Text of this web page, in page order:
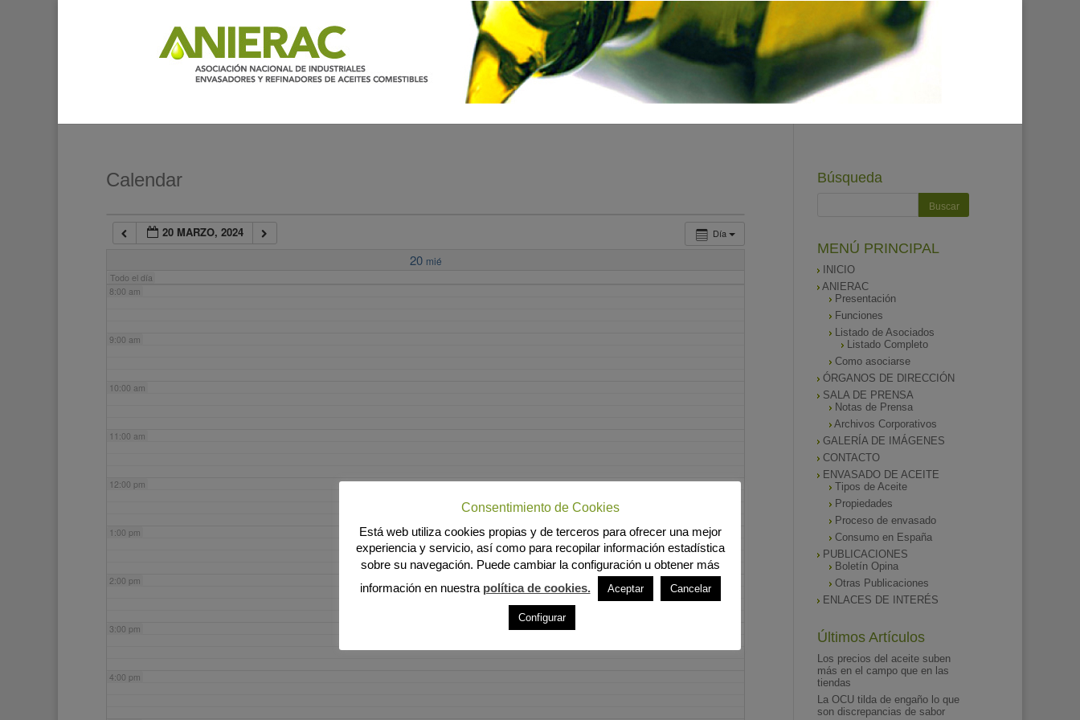
Calendar
Día
20 MARZO, 2024
20 mié
Todo el día
7:00 am
8:00 am
9:00 am
10:00 am
11:00 am
12:00 pm
1:00 pm
2:00 pm
3:00 pm
4:00 pm
Búsqueda
MENÚ PRINCIPAL
INICIO
ANIERAC
Presentación
Funciones
Listado de Asociados
Listado Completo
Como asociarse
ÓRGANOS DE DIRECCIÓN
SALA DE PRENSA
Notas de Prensa
Archivos Corporativos
GALERÍA DE IMÁGENES
CONTACTO
ENVASADO DE ACEITE
Tipos de Aceite
Propiedades
Proceso de envasado
Consumo en España
PUBLICACIONES
Boletín Opina
Otras Publicaciones
ENLACES DE INTERÉS
Últimos Artículos
Los precios del aceite suben
más en el campo que en las
tiendas
La OCU tilda de engaño lo que
son discrepancias de sabor
Consentimiento de Cookies
Está web utiliza cookies propias y de terceros para ofrecer una mejor
experiencia y servicio, así como para recopilar información estadística
sobre su navegación. Puede cambiar la configuración u obtener más
información en nuestra política de cookies. Aceptar Cancelar
Configurar